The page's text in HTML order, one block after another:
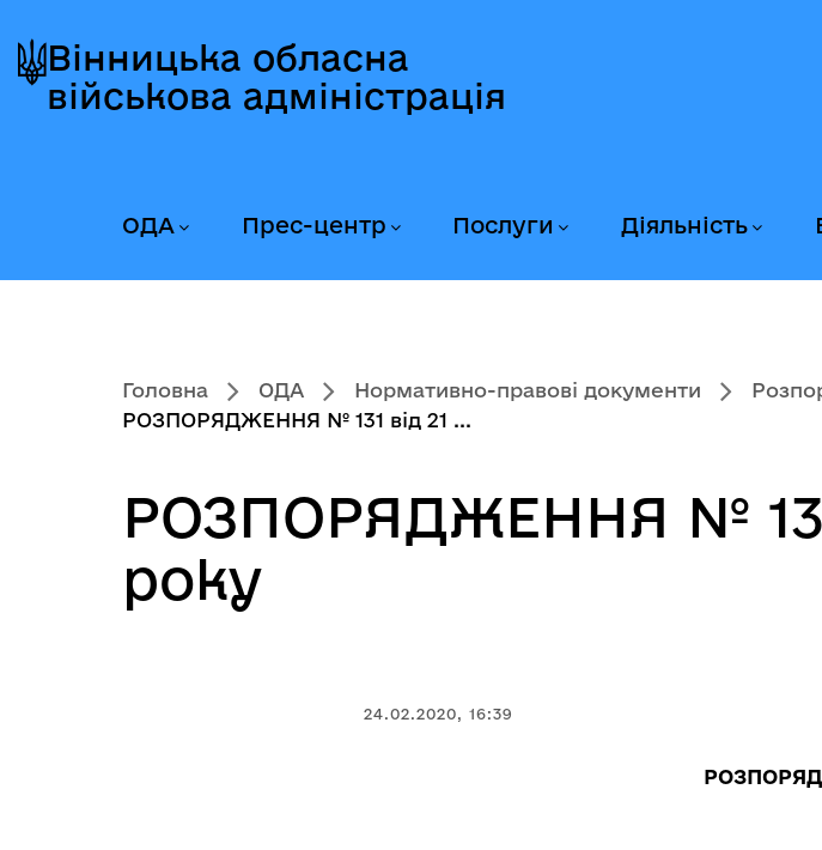
до
головного
до
головного
вмісту
до
головного
колонтитула
Вінницька обласна
військова адміністрація
ОДА Прес-центр Послуги Діяльність
Головна ОДА Нормативно-правові документи
РОЗПОРЯДЖЕННЯ № 131 від 21 ...
РОЗПОРЯДЖЕННЯ № 131
року
24.02.2020, 16:39